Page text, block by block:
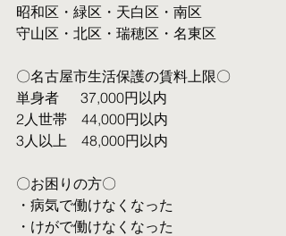
昭和区・緑区・天白区・南区
守山区・北区・瑞穂区・名東区
〇名古屋市生活保護の賃料上限〇
単身者  　37,000円以内
2人世帯　44,000円以内
3人以上　48,000円以内
〇お困りの方〇
・病気で働けなくなった
・けがで働けなくなった